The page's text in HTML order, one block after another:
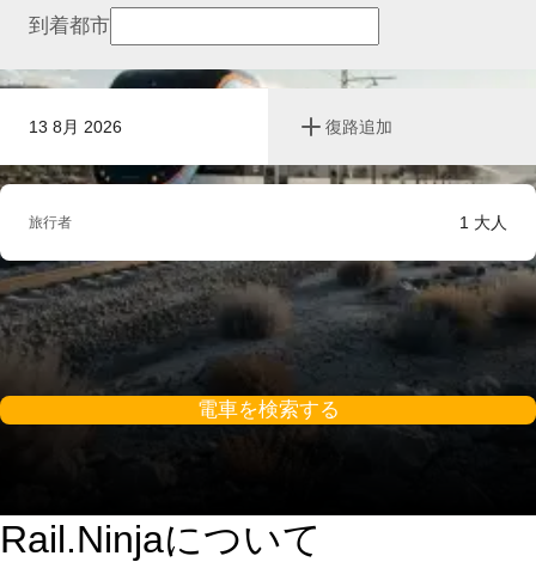
13 8月 2026 復路追加
到着都市
旅行者 1 大人
電車を検索する
Rail.Ninjaについて